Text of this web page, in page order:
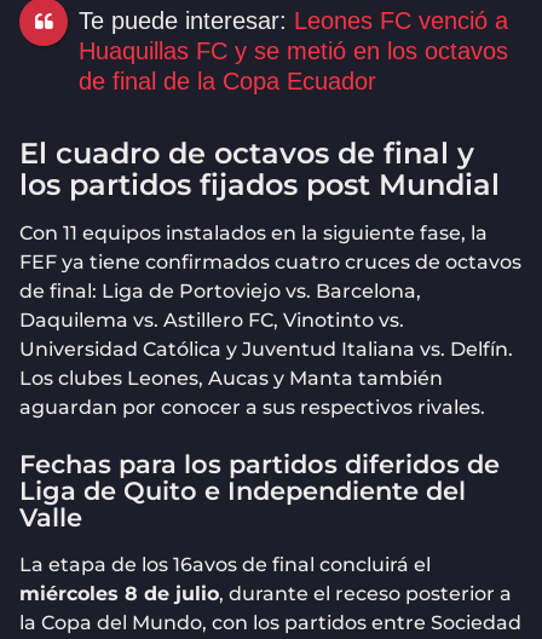
Te puede interesar: Leones FC venció a
Huaquillas FC y se metió en los octavos
de final de la Copa Ecuador
El cuadro de octavos de final y
los partidos fijados post Mundial
Con 11 equipos instalados en la siguiente fase, la
FEF ya tiene confirmados cuatro cruces de octavos
de final: Liga de Portoviejo vs. Barcelona,
Daquilema vs. Astillero FC, Vinotinto vs.
Universidad Católica y Juventud Italiana vs. Delfín.
Los clubes Leones, Aucas y Manta también
aguardan por conocer a sus respectivos rivales.
Fechas para los partidos diferidos de
Liga de Quito e Independiente del
Valle
La etapa de los 16avos de final concluirá el
miércoles 8 de julio, durante el receso posterior a
la Copa del Mundo, con los partidos entre Sociedad